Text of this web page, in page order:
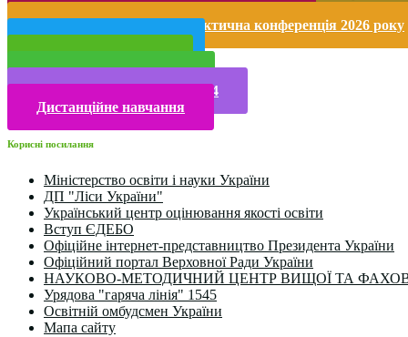
Міжнародна науково-практична конференція 2026 року
Конкурси та олімпіади 2024
Дистанційне навчання
Корисні посилання
Міністерство освіти і науки України
ДП "Ліси України"
Український центр оцінювання якості освіти
Вступ ЄДЕБО
Офіційне інтернет-представництво Президента України
Офіційний портал Верховної Ради України
НАУКОВО-МЕТОДИЧНИЙ ЦЕНТР ВИЩОЇ ТА
Урядова "гаряча лінія" 1545
Освітній омбудсмен України
Мапа сайту